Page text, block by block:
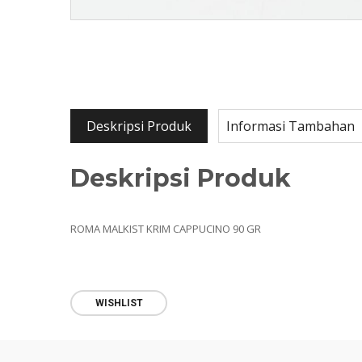
Deskripsi Produk Informasi Tambahan
Deskripsi Produk
ROMA MALKIST KRIM CAPPUCINO 90 GR
WISHLIST